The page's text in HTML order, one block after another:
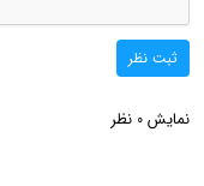
ثبت نظر
نمایش 0 نظر